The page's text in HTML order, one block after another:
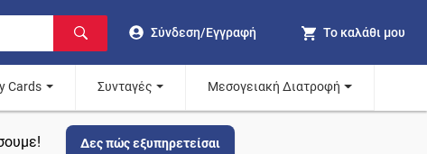
Σύνδεση/Εγγραφή Το καλάθι μου
Cards Συνταγές Μεσογειακή Διατροφή
Δες πώς εξυπηρετείσαι